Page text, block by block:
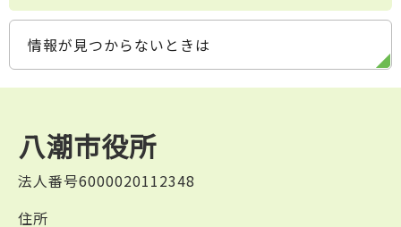
情報が見つからないときは
八潮市役所
法人番号6000020112348
住所